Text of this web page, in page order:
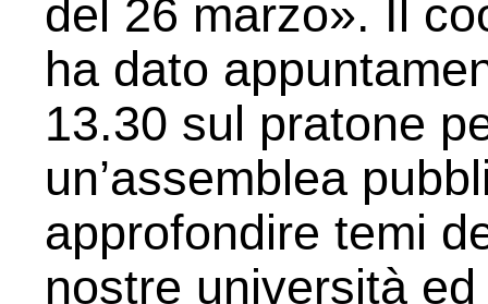
del 26 marzo». Il
ha dato
13.30 sul pratone
un’assemblea
approfondire temi
nostre università